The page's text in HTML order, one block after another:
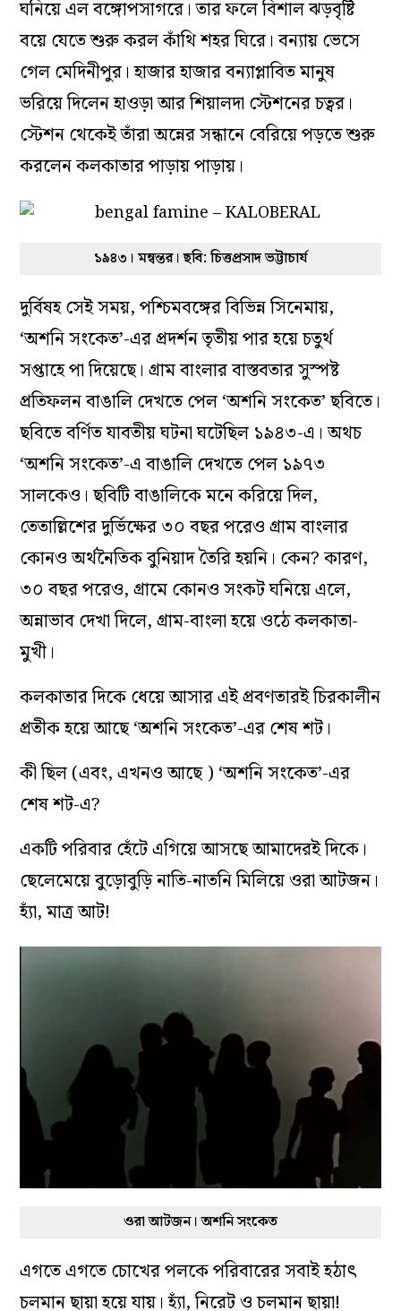
ঘনিয়ে এল বঙ্গোপসাগরে। তার ফলে বিশাল ঝড়বৃষ্টি
বয়ে যেতে শুরু করল কাঁথি শহর ঘিরে। বন্যায় ভেসে
গেল মেদিনীপুর। হাজার হাজার বন্যাপ্লাবিত মানুষ
ভরিয়ে দিলেন হাওড়া আর শিয়ালদা স্টেশনের চত্বর।
স্টেশন থেকেই তাঁরা অন্নের সন্ধানে বেরিয়ে পড়তে শুরু
করলেন কলকাতার পাড়ায় পাড়ায়।
১৯৪৩। মন্বন্তর। ছবি: চিত্তপ্রসাদ ভট্টাচার্য
দুর্বিষহ সেই সময়, পশ্চিমবঙ্গের বিভিন্ন সিনেমায়,
‘অশনি সংকেত’-এর প্রদর্শন তৃতীয় পার হয়ে চতুর্থ
সপ্তাহে পা দিয়েছে। গ্রাম বাংলার বাস্তবতার সুস্পষ্ট
প্রতিফলন বাঙালি দেখতে পেল ‘অশনি সংকেত’ ছবিতে।
ছবিতে বর্ণিত যাবতীয় ঘটনা ঘটেছিল ১৯৪৩-এ। অথচ
‘অশনি সংকেত’-এ বাঙালি দেখতে পেল ১৯৭৩
সালকেও। ছবিটি বাঙালিকে মনে করিয়ে দিল,
তেতাল্লিশের দুর্ভিক্ষের ৩০ বছর পরেও গ্রাম বাংলার
কোনও অর্থনৈতিক বুনিয়াদ তৈরি হয়নি। কেন? কারণ,
৩০ বছর পরেও, গ্রামে কোনও সংকট ঘনিয়ে এলে,
অন্নাভাব দেখা দিলে, গ্রাম-বাংলা হয়ে ওঠে কলকাতা-
মুখী।
কলকাতার দিকে ধেয়ে আসার এই প্রবণতারই চিরকালীন
প্রতীক হয়ে আছে ‘অশনি সংকেত’-এর শেষ শট।
কী ছিল (এবং, এখনও আছে ) ‘অশনি সংকেত’-এর
শেষ শট-এ?
একটি পরিবার হেঁটে এগিয়ে আসছে আমাদেরই দিকে।
ছেলেমেয়ে বুড়োবুড়ি নাতি-নাতনি মিলিয়ে ওরা আটজন।
হ্যাঁ, মাত্র আট!
ওরা আটজন। অশনি সংকেত
এগতে এগতে চোখের পলকে পরিবারের সবাই হঠাৎ
চলমান ছায়া হয়ে যায়। হ্যাঁ, নিরেট ও চলমান ছায়া!